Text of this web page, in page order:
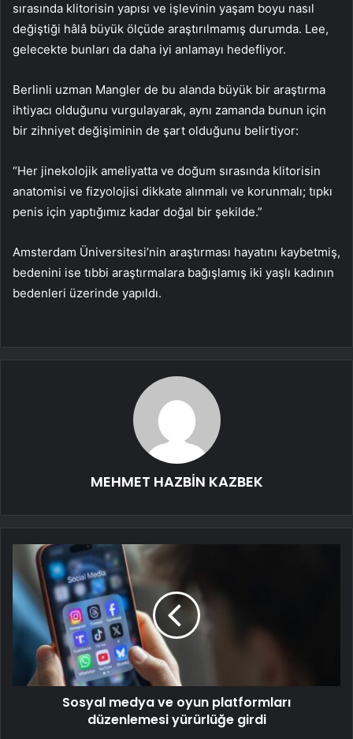
sırasında klitorisin yapısı ve işlevinin yaşam boyu nasıl
değiştiği hâlâ büyük ölçüde araştırılmamış durumda. Lee,
gelecekte bunları da daha iyi anlamayı hedefliyor.
Berlinli uzman Mangler de bu alanda büyük bir araştırma
ihtiyacı olduğunu vurgulayarak, aynı zamanda bunun için
bir zihniyet değişiminin de şart olduğunu belirtiyor:
“Her jinekolojik ameliyatta ve doğum sırasında klitorisin
anatomisi ve fizyolojisi dikkate alınmalı ve korunmalı; tıpkı
penis için yaptığımız kadar doğal bir şekilde.”
Amsterdam Üniversitesi’nin araştırması hayatını kaybetmiş,
bedenini ise tıbbi araştırmalara bağışlamış iki yaşlı kadının
bedenleri üzerinde yapıldı.
MEHMET HAZBİN KAZBEK
Sosyal medya ve oyun platformları
düzenlemesi yürürlüğe girdi